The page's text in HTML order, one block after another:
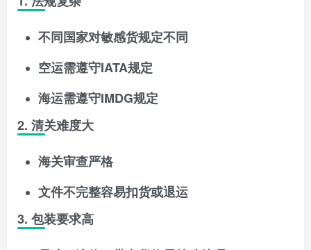
不同国家对敏感货规定不同
空运需遵守IATA规定
海运需遵守IMDG规定
2. 清关难度大
海关审查严格
文件不完整容易扣货或退运
3. 包装要求高